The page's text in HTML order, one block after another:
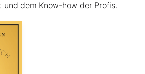
und dem Know-how der Profis.